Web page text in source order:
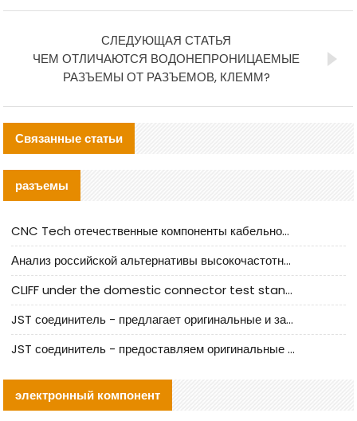
СЛЕДУЮЩАЯ СТАТЬЯ
ЧЕМ ОТЛИЧАЮТСЯ ВОДОНЕПРОНИЦАЕМЫЕ
РАЗЪЕМЫ ОТ РАЗЪЕМОВ, КЛЕММ?
Связанные статьи
разъемы
CNC Tech отечественные компоненты кабельной арматуры оценка и руководство по производственному внедрению
Анализ российской альтернативы высокочастотных кабельных колодцев I-PEX
CLIFF under the domestic connector test standard update
JST соединитель - предлагает оригинальные и заменяющие JST NSHR-02V-S соединители
JST соединитель - предоставляем оригинальные JST GHR-09V-S соединители и их аналоги
электронный компонент